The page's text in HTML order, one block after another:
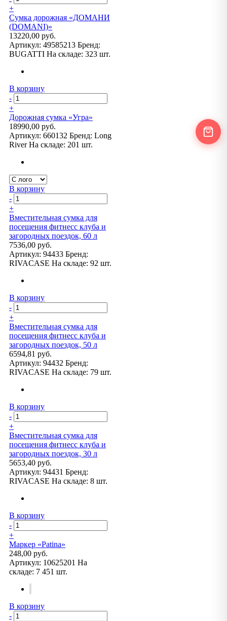
+
Сумка дорожная «ДОМАНИ
(DOMANI)»
13220,00 руб.
Артикул: 49585213 Бренд:
BUGATTI На складе: 323 шт.
В корзину
-
+
Дорожная сумка «Угра»
18990,00 руб.
Артикул: 660132 Бренд: Long
River На складе: 201 шт.
В корзину
-
+
Вместительная сумка для
посещения фитнесс клуба и
загородных поездок, 60 л
7536,00 руб.
Артикул: 94433 Бренд:
RIVACASE На складе: 92 шт.
В корзину
-
+
Вместительная сумка для
посещения фитнесс клуба и
загородных поездок, 50 л
6594,81 руб.
Артикул: 94432 Бренд:
RIVACASE На складе: 79 шт.
В корзину
-
+
Вместительная сумка для
посещения фитнесс клуба и
загородных поездок, 30 л
5653,40 руб.
Артикул: 94431 Бренд:
RIVACASE На складе: 8 шт.
В корзину
-
+
Маркер «Patina»
248,00 руб.
Артикул: 10625201 На
складе: 7 451 шт.
В корзину
-